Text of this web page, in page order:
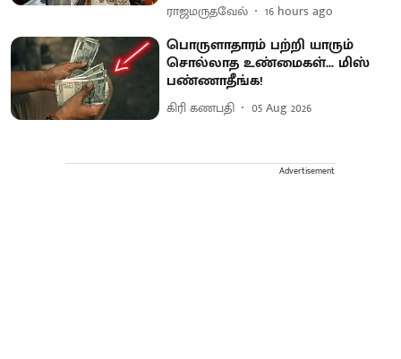
ராஜமருதவேல் 16 hours ago
பொருளாதாரம் பற்றி யாரும்
சொல்லாத உண்மைகள்... மிஸ்
பண்ணாதீங்க!
கிரி கணபதி 05 Aug 2026
Advertisement